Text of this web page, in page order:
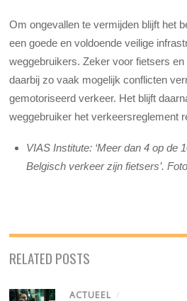
Om ongevallen te vermijden blijft het
een goede en voldoende veilige
weggebruikers. Zeker voor fietsers
daarbij zo vaak mogelijk conflicten
gemotoriseerd verkeer. Het blijft
weggebruiker het verkeersreglement
VIAS Institute: ‘Meer dan 4 op de
Belgisch verkeer zijn fietsers’.
RELATED POSTS
ACTUEEL /